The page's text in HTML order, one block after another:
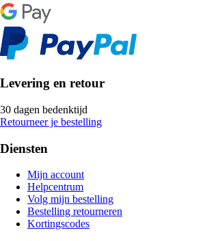
Levering en retour
30 dagen bedenktijd
Retourneer je bestelling
Diensten
Mijn account
Helpcentrum
Volg mijn bestelling
Bestelling retourneren
Kortingscodes